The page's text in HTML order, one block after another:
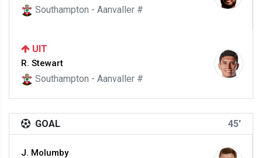
Southampton - Aanvaller #
UIT
R. Stewart
Southampton - Aanvaller #
GOAL 45'
J. Molumby